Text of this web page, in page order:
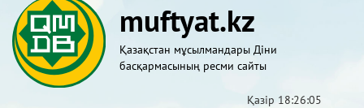
muftyat.kz
Қазақстан мұсылмандары Діни
басқармасының ресми сайты
Қазір 18:26:06